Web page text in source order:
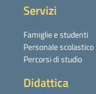
Servizi
Famiglie e studenti
Personale scolastico
Percorsi di studio
Didattica